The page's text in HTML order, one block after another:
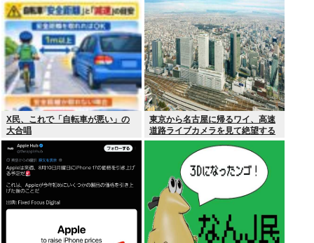
いね
X民、これで「自転車が悪い」の
大合唱
東京から名古屋に帰るワイ、高速
道路ライブカメラを見て絶望する